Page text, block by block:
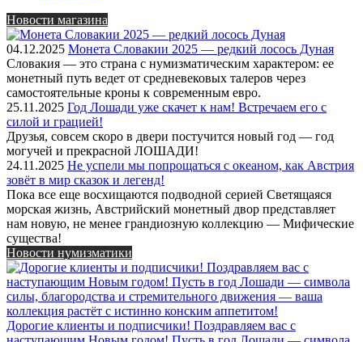
Новости магазина
04.12.2025 Монета Словакии 2025 — редкий лосось Дуная
Словакия — это страна с нумизматическим характером: ее
монетный путь ведет от средневековых талеров через
самостоятельные кроны к современным евро.
25.11.2025 Год Лошади уже скачет к нам! Встречаем его с
силой и грацией!
Друзья, совсем скоро в двери постучится новый год — год
могучей и прекрасной ЛОШАДИ!
24.11.2025 Не успели мы попрощаться с океаном, как Австрия
зовёт в мир сказок и легенд!
Пока все еще восхищаются подводной серией Светящаяся
морская жизнь, Австрийский монетный двор представляет
нам новую, не менее грандиозную коллекцию — Мифические
существа!
Новости нумизматики
Дорогие клиенты и подписчики! Поздравляем вас с